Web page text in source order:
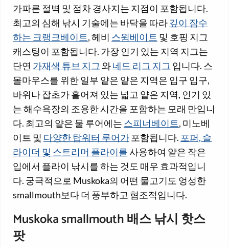
가파른 절벽 및 점차 경사지는 지점이 포함됩니다.
최고의 심해 낚시 기술에는 바닥을 따라 깊이 잠수
하는 크랭크베이트, 헤비 스윔베이트 및 호핑 지그
캐스팅이 포함됩니다. 가장 인기 있는 지역 지그는
단연 가재색 튜브 지그 와네드 리그 지그 입니다. 스
몰마우스를 위한 일부 얕은 얕은 지역은 입구 입구,
바위나 잡초가 흩어져 있는 넓고 얕은 지역, 인기 있
는 해수욕장의 조용한 시간을 포함하는 모래 만입니
다. 최고의 얕은 물 루어에는 스피너베이트, 미노베
이트 및 다양한 탑워터 루어가 포함됩니다. 포퍼, 슬
라이더 및 스트리머 플라이를사용하여 얕은 작은
입에서 플라이 낚시를 하는 것도 매우 효과적입니
다. 궁극적으로 Muskoka의 어떤 물고기도 엉성한
smallmouth보다 더 풍부하고 협조적입니다.
Muskoka smallmouth 배스 낚시 핫스
팟